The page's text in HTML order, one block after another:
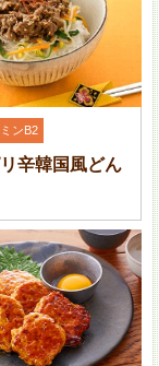
ンB2
辛韓国風どん